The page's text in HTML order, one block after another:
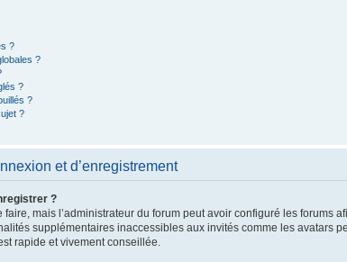
?
?
?
?
?
et d’enregistrement
?
faire, mais l’administrateur du forum peut avoir configuré les forums
supplémentaires inaccessibles aux invités comme les avatars
rapide et vivement conseillée.